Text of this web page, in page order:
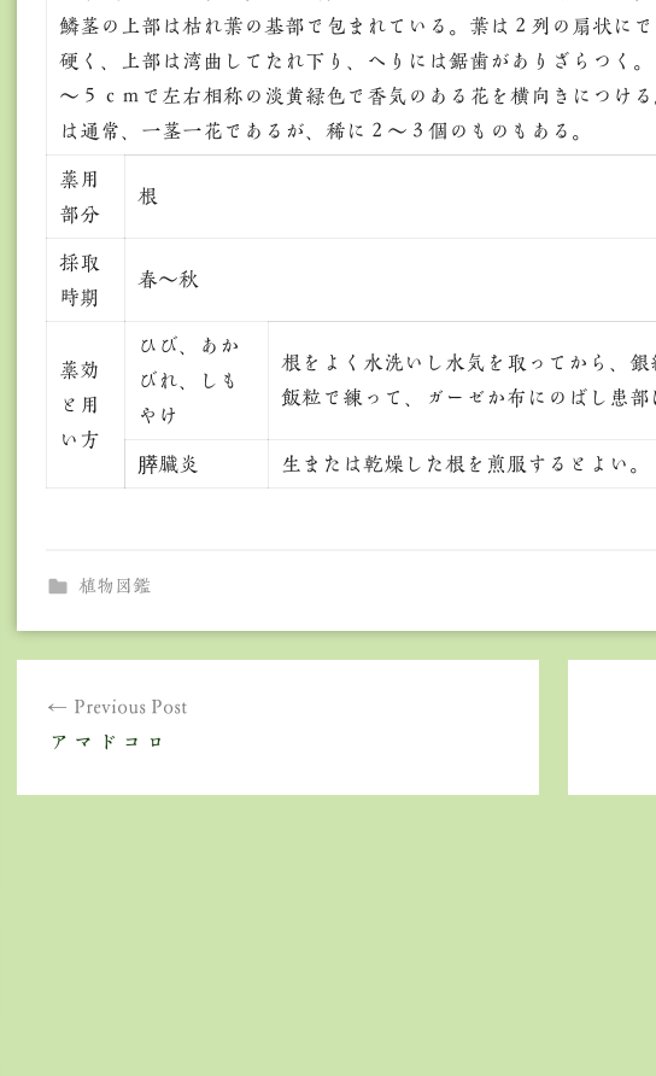
鱗茎の上部は枯れ葉の基部で包まれている。葉は２列の扇状に
硬く、上部は湾曲してたれ下り、へりには鋸歯がありざらつく
～５ｃｍで左右相称の淡黄緑色で香気のある花を横向きにつけ
は通常、一茎一花であるが、稀に２～３個のものもある。
薬用
部分
根
採取
時期
春～秋
薬効
と用
い方
ひび、あか
びれ、しも
やけ
根をよく水洗いし水気を取ってから、
飯粒で練って、ガーゼか布にのばし患
膵臓炎 生または乾燥した根を煎服するとよい。
植物図鑑
Previous Post
アマドコロ